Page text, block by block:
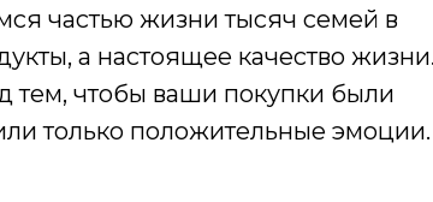
частью жизни тысяч семей в
а настоящее качество жизни.
чтобы ваши покупки были
только положительные эмоции.